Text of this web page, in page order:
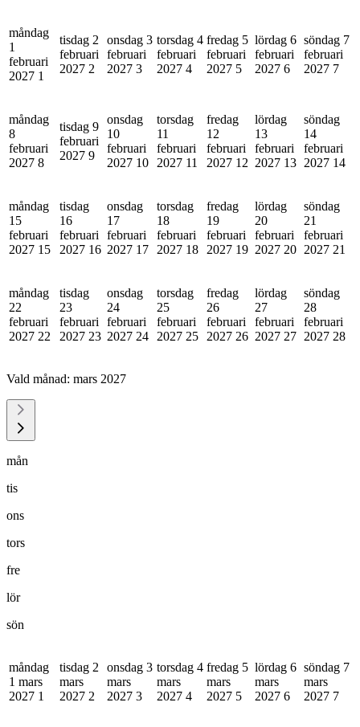
måndag
1
februari
2027 1
tisdag 2
februari
2027 2
onsdag 3
februari
2027 3
torsdag 4
februari
2027 4
fredag 5
februari
2027 5
lördag 6
februari
2027 6
söndag 7
februari
2027 7
måndag
8
februari
2027 8
tisdag 9
februari
2027 9
onsdag
10
februari
2027 10
torsdag
11
februari
2027 11
fredag
12
februari
2027 12
lördag
13
februari
2027 13
söndag
14
februari
2027 14
måndag
15
februari
2027 15
tisdag
16
februari
2027 16
onsdag
17
februari
2027 17
torsdag
18
februari
2027 18
fredag
19
februari
2027 19
lördag
20
februari
2027 20
söndag
21
februari
2027 21
måndag
22
februari
2027 22
tisdag
23
februari
2027 23
onsdag
24
februari
2027 24
torsdag
25
februari
2027 25
fredag
26
februari
2027 26
lördag
27
februari
2027 27
söndag
28
februari
2027 28
Vald månad: mars 2027
mån
tis
ons
tors
fre
lör
sön
måndag
1 mars
2027 1
tisdag 2
mars
2027 2
onsdag 3
mars
2027 3
torsdag 4
mars
2027 4
fredag 5
mars
2027 5
lördag 6
mars
2027 6
söndag 7
mars
2027 7